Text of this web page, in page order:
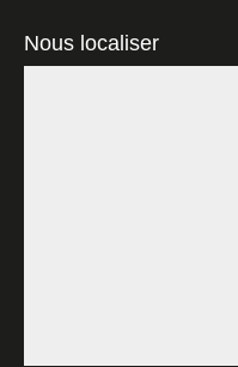
Nous localiser